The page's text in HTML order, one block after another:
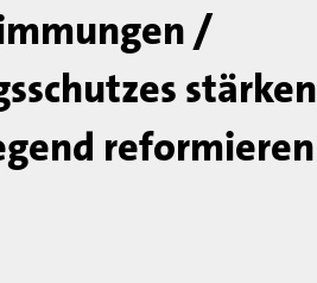
/
stärken
reformieren